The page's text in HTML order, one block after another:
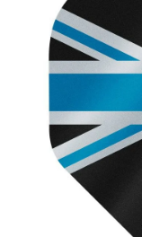
TOKOK
KIEGÉSZÍTŐK
RUHÁZAT
JÁTÉKOSOK